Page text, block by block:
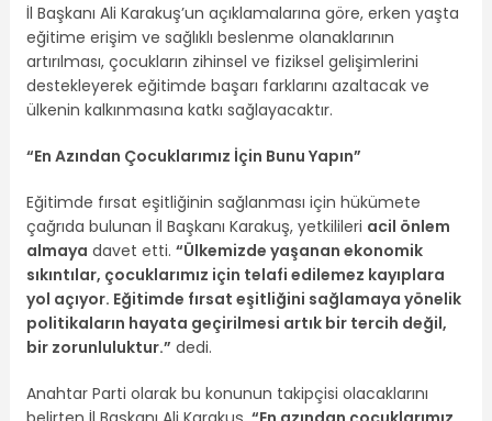
İl Başkanı Ali Karakuş’un açıklamalarına göre, erken yaşta
eğitime erişim ve sağlıklı beslenme olanaklarının
artırılması, çocukların zihinsel ve fiziksel gelişimlerini
destekleyerek eğitimde başarı farklarını azaltacak ve
ülkenin kalkınmasına katkı sağlayacaktır.
“En Azından Çocuklarımız İçin Bunu Yapın”
Eğitimde fırsat eşitliğinin sağlanması için hükümete
çağrıda bulunan İl Başkanı Karakuş, yetkilileri acil önlem
almaya davet etti. “Ülkemizde yaşanan ekonomik
sıkıntılar, çocuklarımız için telafi edilemez kayıplara
yol açıyor. Eğitimde fırsat eşitliğini sağlamaya yönelik
politikaların hayata geçirilmesi artık bir tercih değil,
bir zorunluluktur.” dedi.
Anahtar Parti olarak bu konunun takipçisi olacaklarını